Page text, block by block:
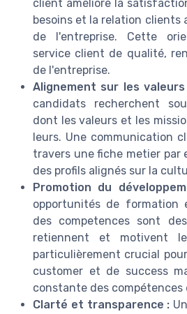
client améliore la
besoins et la relation clients
de l'entreprise. Cette
service client de qualité,
de l'entreprise.
Alignement sur les
candidats recherchent
dont les valeurs et les
leurs. Une communication
travers une fiche metier par
des profils alignés sur la
Promotion du
opportunités de formation
des competences sont
retiennent et motivent
particulièrement crucial
customer et de success
constante des compétences
Clarté et transparence :